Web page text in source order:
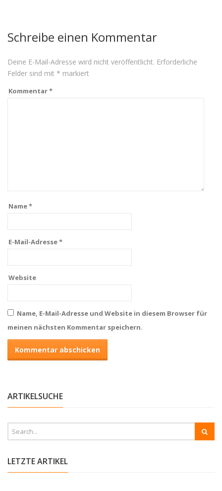
Schreibe einen Kommentar
Deine E-Mail-Adresse wird nicht veröffentlicht. Erforderliche
Felder sind mit * markiert
Kommentar*
Name*
E-Mail-Adresse*
Website
Name, E-Mail-Adresse und Website in diesem Browser für
meinen nächsten Kommentar speichern.
ARTIKELSUCHE
LETZTE ARTIKEL